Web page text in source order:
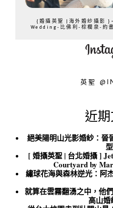
{婚攝英聖 |海外婚紗攝
Wedding-比佛利-棕櫚泉-約
英聖
近
絕美陽明山光影婚紗：晉
[ 婚攝英聖 | 台北婚攝 ]
Courtyard by
繡球花海與森林逆光：阿
就算在雲霧翻湧之中，他
高山婚